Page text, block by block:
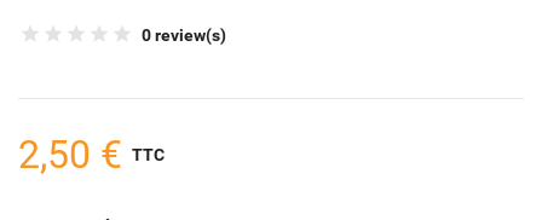
0 review(s)
2,50 € TTC